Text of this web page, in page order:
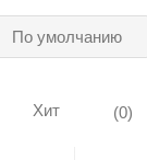
По умолчанию
Хит (0)